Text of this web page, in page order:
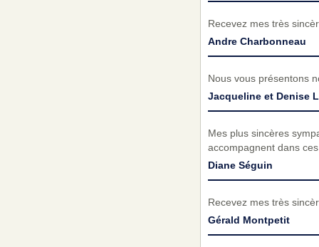
Recevez mes très
Andre Charbonneau
Nous vous présentons
Jacqueline et Denise
Mes plus sincères
accompagnent dans
Diane Séguin
Recevez mes très
Gérald Montpetit